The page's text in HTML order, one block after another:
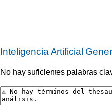
Inteligencia Artificial
No hay suficientes palabras